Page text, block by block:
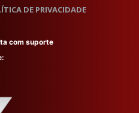
DE PRIVACIDADE
com suporte